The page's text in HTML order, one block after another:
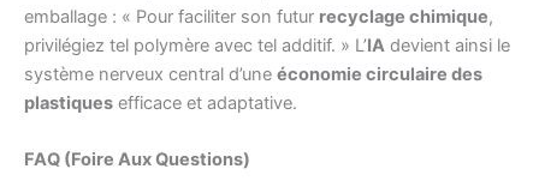
emballage : « Pour faciliter son futur recyclage chimique,
privilégiez tel polymère avec tel additif. » L’IA devient ainsi le
système nerveux central d’une économie circulaire des
plastiques efficace et adaptative.
FAQ (Foire Aux Questions)